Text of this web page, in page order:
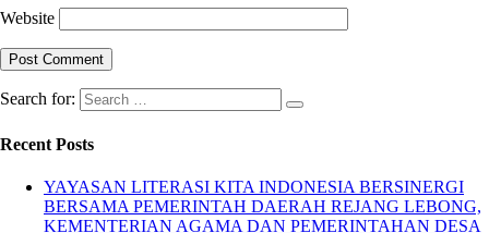
Website
Search for:
Recent Posts
YAYASAN LITERASI KITA INDONESIA BERSINERGI
BERSAMA PEMERINTAH DAERAH REJANG LEBONG,
KEMENTERIAN AGAMA DAN PEMERINTAHAN DESA